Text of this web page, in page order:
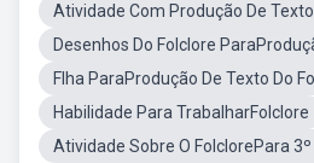
Atividade Com Produção De
Desenhos Do Folclore
Flha ParaProdução De Texto Do
Habilidade Para TrabalharFolclore
Atividade Sobre O FolclorePara